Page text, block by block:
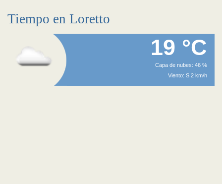
Tiempo en Loretto
19 °C
Capa de nubes: 46 %
Viento: S 2 km/h